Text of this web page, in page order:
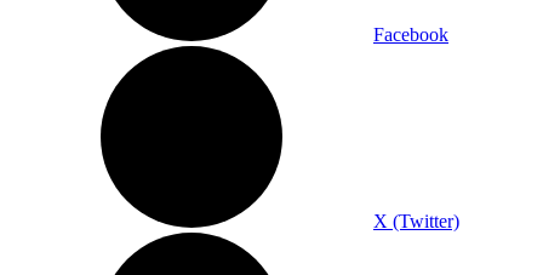
Facebook
X (Twitter)